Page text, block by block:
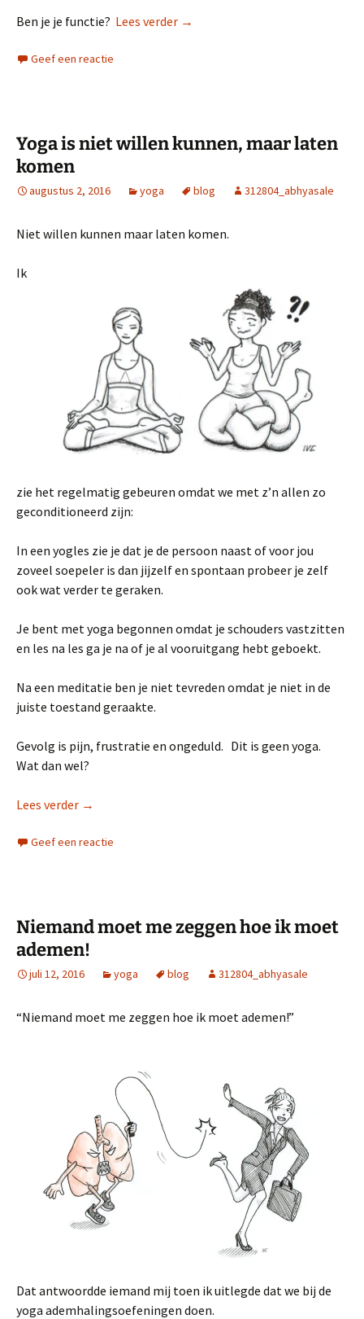
Ben je je functie? Lees verder Wie ben jij? Kom tot je zelf.
→
Geef een reactie
Yoga is niet willen kunnen, maar laten
komen
augustus 2, 2016 yoga blog 312804_abhyasale
Niet willen kunnen maar laten komen.
Ik
zie het regelmatig gebeuren omdat we met z’n allen zo
geconditioneerd zijn:
In een yogles zie je dat je de persoon naast of voor jou
zoveel soepeler is dan jijzelf en spontaan probeer je zelf
ook wat verder te geraken.
Je bent met yoga begonnen omdat je schouders vastzitten
en les na les ga je na of je al vooruitgang hebt geboekt.
Na een meditatie ben je niet tevreden omdat je niet in de
juiste toestand geraakte.
Gevolg is pijn, frustratie en ongeduld. Dit is geen yoga.
Wat dan wel?
Lees verder Yoga is niet willen kunnen, maar laten komen
→
Geef een reactie
Niemand moet me zeggen hoe ik moet
ademen!
juli 12, 2016 yoga blog 312804_abhyasale
“Niemand moet me zeggen hoe ik moet ademen!”
Dat antwoordde iemand mij toen ik uitlegde dat we bij de
yoga ademhalingsoefeningen doen.